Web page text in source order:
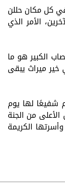
كل مكان حللن
الأمر الذي
الكبير هو ما
ميراث يبقى
شفيعًا لها يوم
من الجنة
الكريمة